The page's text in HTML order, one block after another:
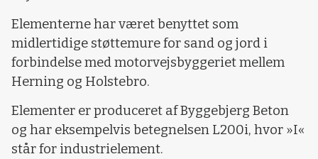
Elementerne har været benyttet som
midlertidige støttemure for sand og jord i
forbindelse med motorvejsbyggeriet mellem
Herning og Holstebro.
Elementer er produceret af Byggebjerg Beton
og har eksempelvis betegnelsen L200i, hvor »I«
står for industrielement.